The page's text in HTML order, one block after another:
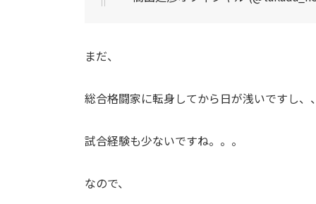
まだ、
総合格闘家に転身してから日が浅いですし、
試合経験も少ないですね。。。
なので、